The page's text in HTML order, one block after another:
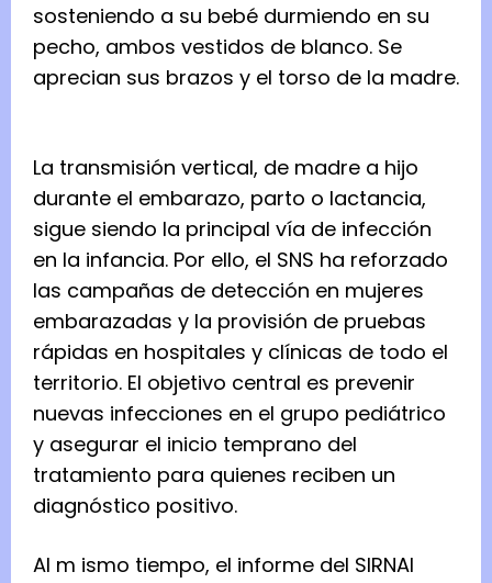
sosteniendo a su bebé durmiendo en su
pecho, ambos vestidos de blanco. Se
aprecian sus brazos y el torso de la madre.
La transmisión vertical, de madre a hijo
durante el embarazo, parto o lactancia,
sigue siendo la principal vía de infección
en la infancia. Por ello, el SNS ha reforzado
las campañas de detección en mujeres
embarazadas y la provisión de pruebas
rápidas en hospitales y clínicas de todo el
territorio. El objetivo central es prevenir
nuevas infecciones en el grupo pediátrico
y asegurar el inicio temprano del
tratamiento para quienes reciben un
diagnóstico positivo.
Al m ismo tiempo, el informe del SIRNAI